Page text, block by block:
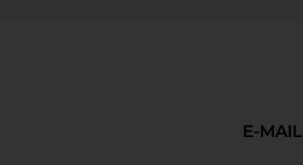
E-MAIL